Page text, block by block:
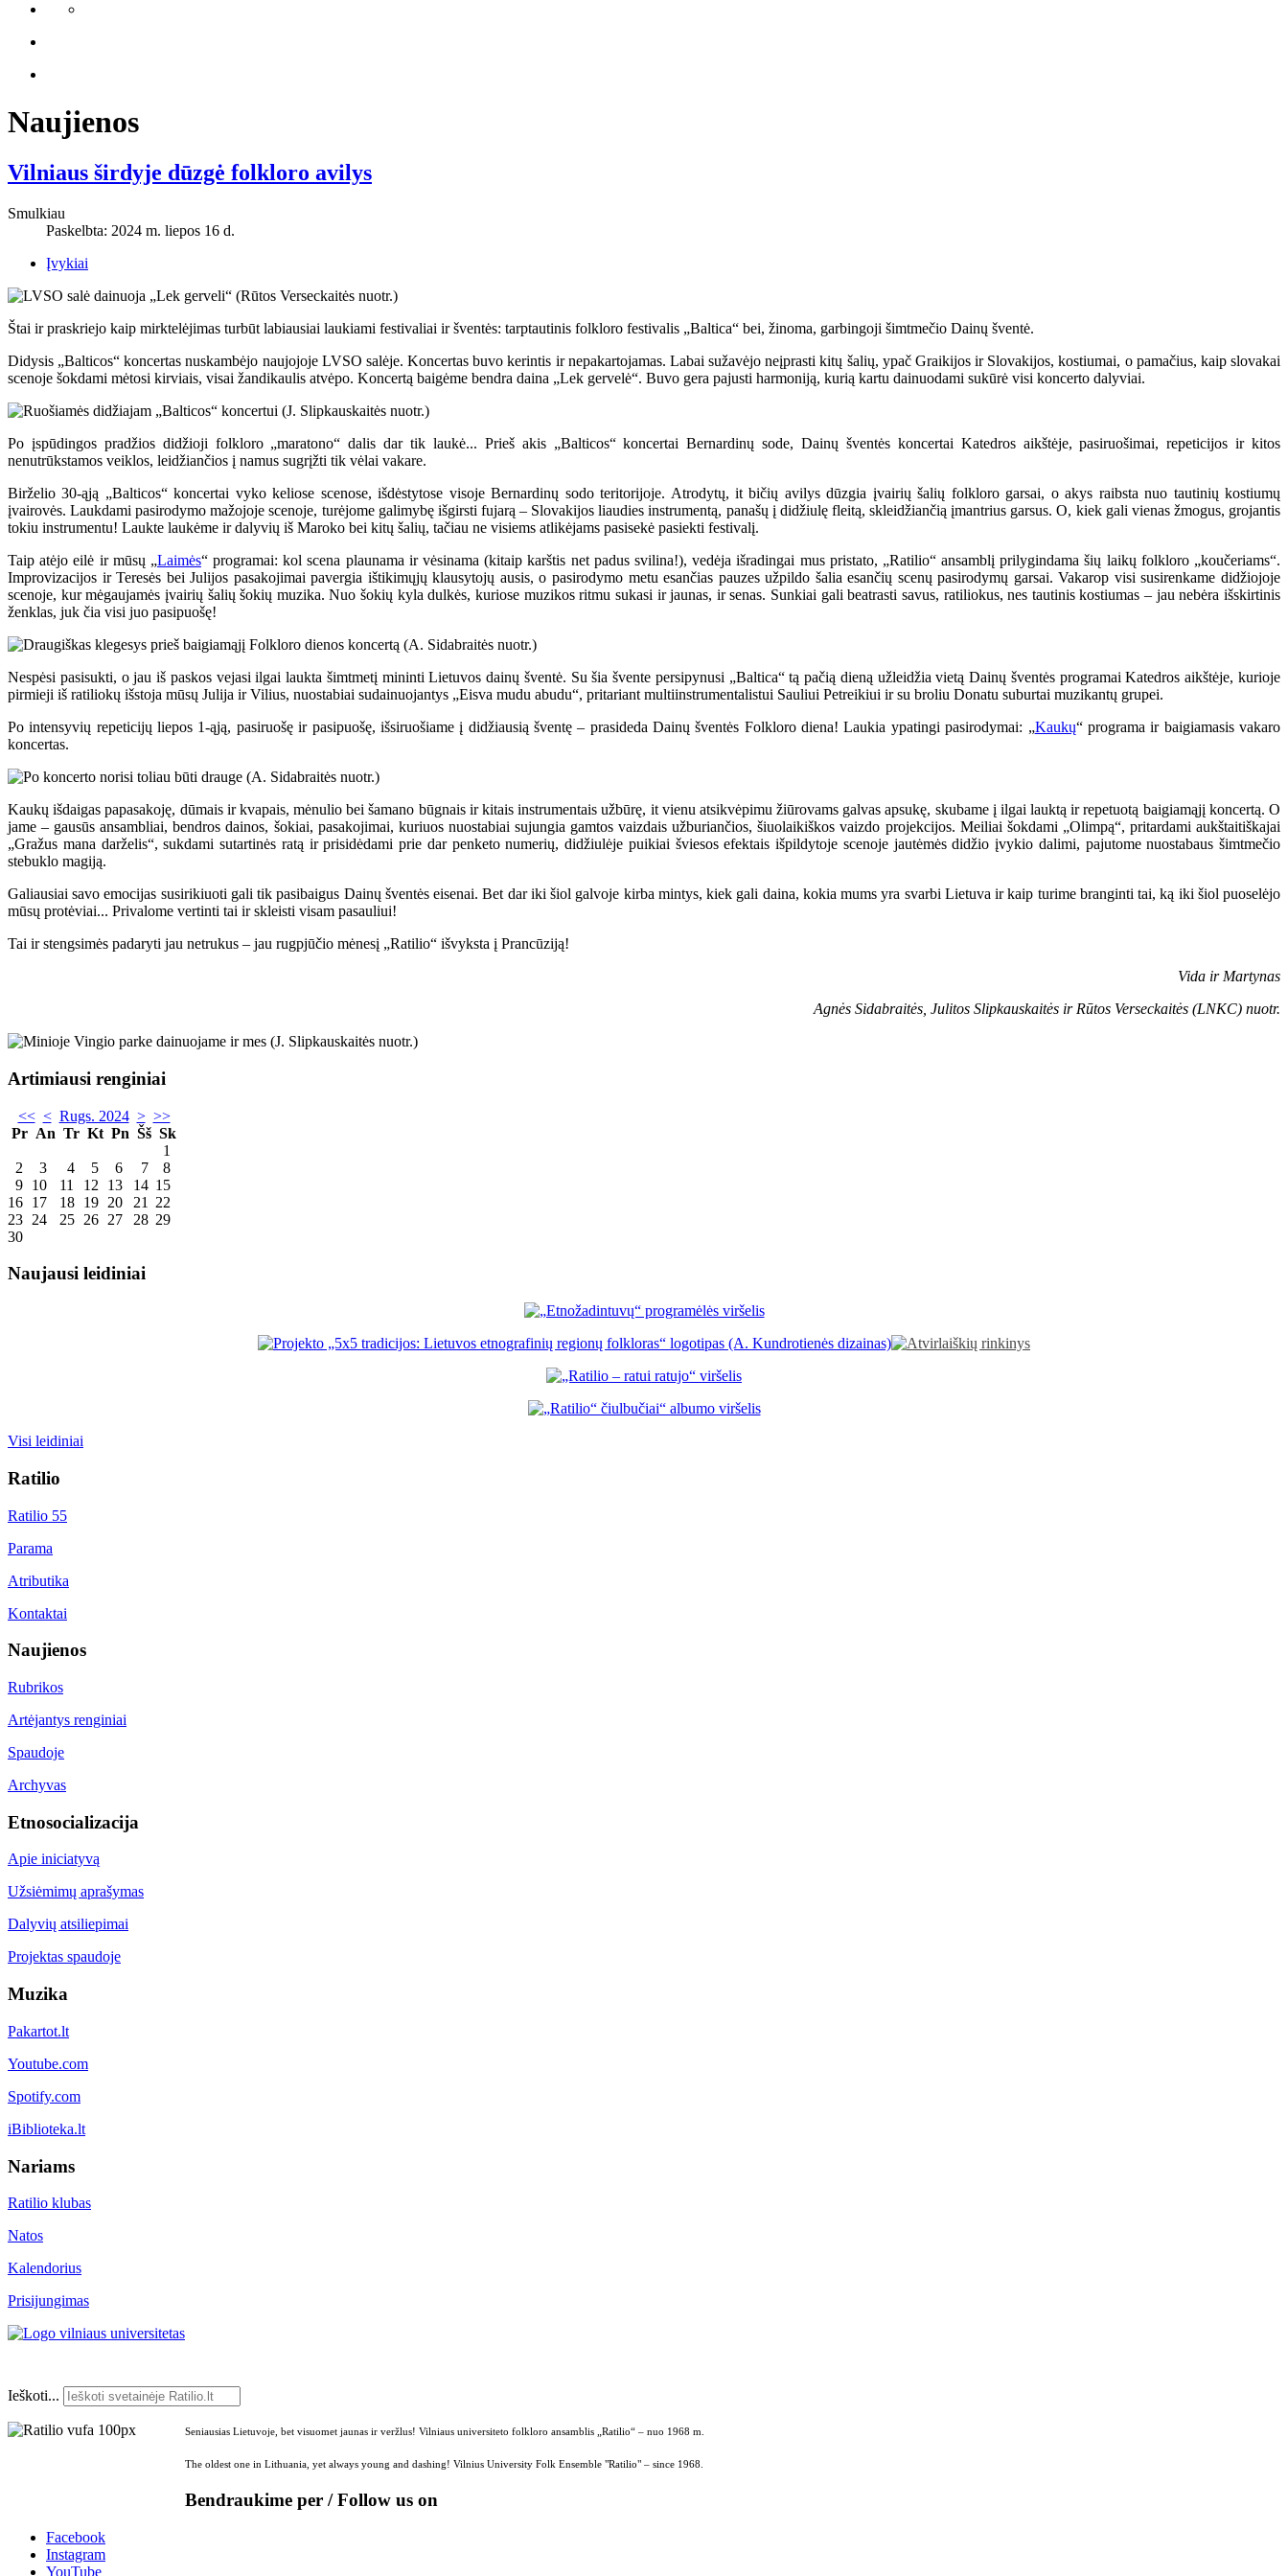
Naujienos
Vilniaus širdyje dūzgė folkloro avilys
Smulkiau
Paskelbta: 2024 m. liepos 16 d.
Įvykiai
Štai ir praskriejo kaip mirktelėjimas turbūt labiausiai laukiami festivaliai ir šventės: tarptautinis folkloro festivalis „Baltica“ bei, žinoma, garbingoji šimtmečio Dainų šventė.
Didysis „Balticos“ koncertas nuskambėjo naujojoje LVSO salėje. Koncertas buvo kerintis ir nepakartojamas. Labai sužavėjo neįprasti kitų šalių, ypač Graikijos ir Slovakijos, kostiumai, o pamačius, kaip slovakai
scenoje šokdami mėtosi kirviais, visai žandikaulis atvėpo. Koncertą baigėme bendra daina „Lek gervelė“. Buvo gera pajusti harmoniją, kurią kartu dainuodami sukūrė visi koncerto dalyviai.
Po įspūdingos pradžios didžioji folkloro „maratono“ dalis dar tik laukė... Prieš akis „Balticos“ koncertai Bernardinų sode, Dainų šventės koncertai Katedros aikštėje, pasiruošimai, repeticijos ir kitos
nenutrūkstamos veiklos, leidžiančios į namus sugrįžti tik vėlai vakare.
Birželio 30-ąją „Balticos“ koncertai vyko keliose scenose, išdėstytose visoje Bernardinų sodo teritorijoje. Atrodytų, it bičių avilys dūzgia įvairių šalių folkloro garsai, o akys raibsta nuo tautinių kostiumų
įvairovės. Laukdami pasirodymo mažojoje scenoje, turėjome galimybę išgirsti fujarą – Slovakijos liaudies instrumentą, panašų į didžiulę fleitą, skleidžiančią įmantrius garsus. O, kiek gali vienas žmogus, grojantis
tokiu instrumentu! Laukte laukėme ir dalyvių iš Maroko bei kitų šalių, tačiau ne visiems atlikėjams pasisekė pasiekti festivalį.
Taip atėjo eilė ir mūsų „Laimės“ programai: kol scena plaunama ir vėsinama (kitaip karštis net padus svilina!), vedėja išradingai mus pristato, „Ratilio“ ansamblį prilygindama šių laikų folkloro „koučeriams“.
Improvizacijos ir Teresės bei Julijos pasakojimai pavergia ištikimųjų klausytojų ausis, o pasirodymo metu esančias pauzes užpildo šalia esančių scenų pasirodymų garsai. Vakarop visi susirenkame didžiojoje
scenoje, kur mėgaujamės įvairių šalių šokių muzika. Nuo šokių kyla dulkės, kuriose muzikos ritmu sukasi ir jaunas, ir senas. Sunkiai gali beatrasti savus, ratiliokus, nes tautinis kostiumas – jau nebėra išskirtinis
ženklas, juk čia visi juo pasipuošę!
Nespėsi pasisukti, o jau iš paskos vejasi ilgai laukta šimtmetį mininti Lietuvos dainų šventė. Su šia švente persipynusi „Baltica“ tą pačią dieną užleidžia vietą Dainų šventės programai Katedros aikštėje, kurioje
pirmieji iš ratiliokų išstoja mūsų Julija ir Vilius, nuostabiai sudainuojantys „Eisva mudu abudu“, pritariant multiinstrumentalistui Sauliui Petreikiui ir su broliu Donatu suburtai muzikantų grupei.
Po intensyvių repeticijų liepos 1-ąją, pasiruošę ir pasipuošę, išsiruošiame į didžiausią šventę – prasideda Dainų šventės Folkloro diena! Laukia ypatingi pasirodymai: „Kaukų“ programa ir baigiamasis vakaro
koncertas.
Kaukų išdaigas papasakoję, dūmais ir kvapais, mėnulio bei šamano būgnais ir kitais instrumentais užbūrę, it vienu atsikvėpimu žiūrovams galvas apsukę, skubame į ilgai lauktą ir repetuotą baigiamąjį koncertą. O
jame – gausūs ansambliai, bendros dainos, šokiai, pasakojimai, kuriuos nuostabiai sujungia gamtos vaizdais užburiančios, šiuolaikiškos vaizdo projekcijos. Meiliai šokdami „Olimpą“, pritardami aukštaitiškajai
„Gražus mana darželis“, sukdami sutartinės ratą ir prisidėdami prie dar penketo numerių, didžiulėje puikiai šviesos efektais išpildytoje scenoje jautėmės didžio įvykio dalimi, pajutome nuostabaus šimtmečio
stebuklo magiją.
Galiausiai savo emocijas susirikiuoti gali tik pasibaigus Dainų šventės eisenai. Bet dar iki šiol galvoje kirba mintys, kiek gali daina, kokia mums yra svarbi Lietuva ir kaip turime branginti tai, ką iki šiol puoselėjo
mūsų protėviai... Privalome vertinti tai ir skleisti visam pasauliui!
Tai ir stengsimės padaryti jau netrukus – jau rugpjūčio mėnesį „Ratilio“ išvyksta į Prancūziją!
Vida ir Martynas
Agnės Sidabraitės, Julitos Slipkauskaitės ir Rūtos Verseckaitės (LNKC) nuotr.
Artimiausi renginiai
<< < Rugs. 2024 > >>
Pr An Tr Kt Pn Šš Sk
1
2
3 4 5 6 7
8
9 10 11 12 13 14 15
16 17 18 19 20 21
22
23 24 25 26 27 28 29
30
Naujausi leidiniai
Visi leidiniai
Ratilio
Ratilio 55
Parama
Atributika
Kontaktai
Naujienos
Rubrikos
Artėjantys renginiai
Spaudoje
Archyvas
Etnosocializacija
Apie iniciatyvą
Užsiėmimų aprašymas
Dalyvių atsiliepimai
Projektas spaudoje
Muzika
Pakartot.lt
Youtube.com
Spotify.com
iBiblioteka.lt
Nariams
Ratilio klubas
Natos
Kalendorius
Prisijungimas
Ieškoti...
Seniausias Lietuvoje, bet visuomet jaunas ir veržlus! Vilniaus universiteto folkloro ansamblis „Ratilio“ – nuo 1968 m.
The oldest one in Lithuania, yet always young and dashing! Vilnius University Folk Ensemble "Ratilio" – since 1968.
Bendraukime per / Follow us on
Facebook
Instagram
YouTube